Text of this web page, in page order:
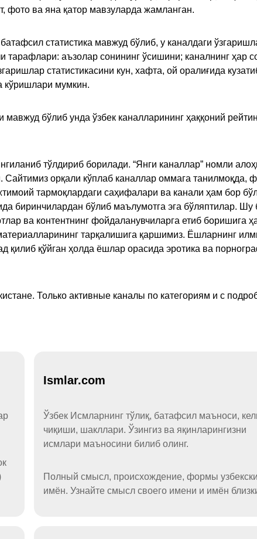
фото ва яна қатор мавзуларда жамланган.
статистика мавжуд бўлиб, у каналдаги
аъзолар сонининг ўсишини; каналнинг ҳар
статистикасини кун, хафта, ой оралиғида
кўришлари мумкин.
бўлиб унда ўзбек каналларининг ҳаққоний
тўлдириб борилади. “Янги каналлар” номли
орқали кўплаб каналлар оммага танилмоқда,
тармоқлардаги саҳифалари ва канали ҳам бор
биринчилардан бўлиб маълумотга эга бўляптилар. Шу
ва контентнинг фойдаланувчиларга етиб боришига
тарқалишига қаршимиз. Ёшларнинг
қилиб қўйган ҳолда ёшлар орасида эротика ва
Только активные каналы по категориям и с
Ismlar.com
Ўзбек Исмларнинг тўлиқ, батафсил маъноси,
чиқиши, шакллари. Ўзингиз ва яқинларингизни
исмлари маъносини билиб олинг.
Полный смысл, происхождение, формы
имён. Узнайте смысл своего имени и имён